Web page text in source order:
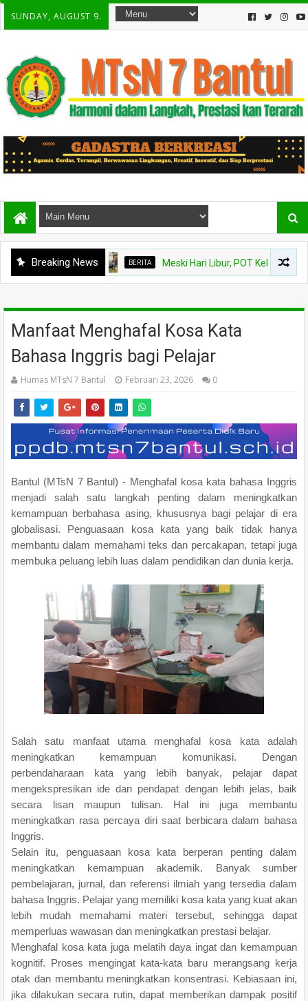
SUNDAY, AUGUST 9.
Breaking News BERITA Meski Hari Libur, POT Kelas VIII B
Manfaat Menghafal Kosa Kata
Bahasa Inggris bagi Pelajar
Humas MTsN 7 Bantul Februari 23, 2026 0
Bantul (MTsN 7 Bantul) - Menghafal kosa kata bahasa Inggris
menjadi salah satu langkah penting dalam meningkatkan
kemampuan berbahasa asing, khususnya bagi pelajar di era
globalisasi. Penguasaan kosa kata yang baik tidak hanya
membantu dalam memahami teks dan percakapan, tetapi juga
membuka peluang lebih luas dalam pendidikan dan dunia kerja.
Salah satu manfaat utama menghafal kosa kata adalah
meningkatkan kemampuan komunikasi. Dengan
perbendaharaan kata yang lebih banyak, pelajar dapat
mengekspresikan ide dan pendapat dengan lebih jelas, baik
secara lisan maupun tulisan. Hal ini juga membantu
meningkatkan rasa percaya diri saat berbicara dalam bahasa
Inggris.
Selain itu, penguasaan kosa kata berperan penting dalam
meningkatkan kemampuan akademik. Banyak sumber
pembelajaran, jurnal, dan referensi ilmiah yang tersedia dalam
bahasa Inggris. Pelajar yang memiliki kosa kata yang kuat akan
lebih mudah memahami materi tersebut, sehingga dapat
memperluas wawasan dan meningkatkan prestasi belajar.
Menghafal kosa kata juga melatih daya ingat dan kemampuan
kognitif. Proses mengingat kata-kata baru merangsang kerja
otak dan membantu meningkatkan konsentrasi. Kebiasaan ini,
jika dilakukan secara rutin, dapat memberikan dampak positif